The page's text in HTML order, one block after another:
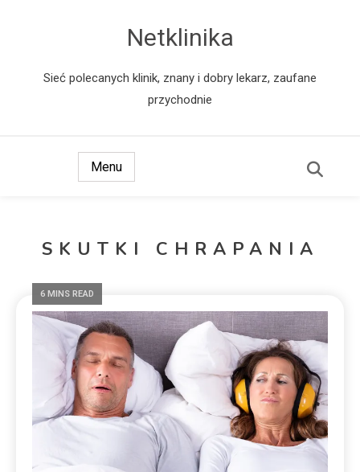
Netklinika
Sieć polecanych klinik, znany i dobry lekarz, zaufane
przychodnie
Menu
SKUTKI CHRAPANIA
6 MINS READ